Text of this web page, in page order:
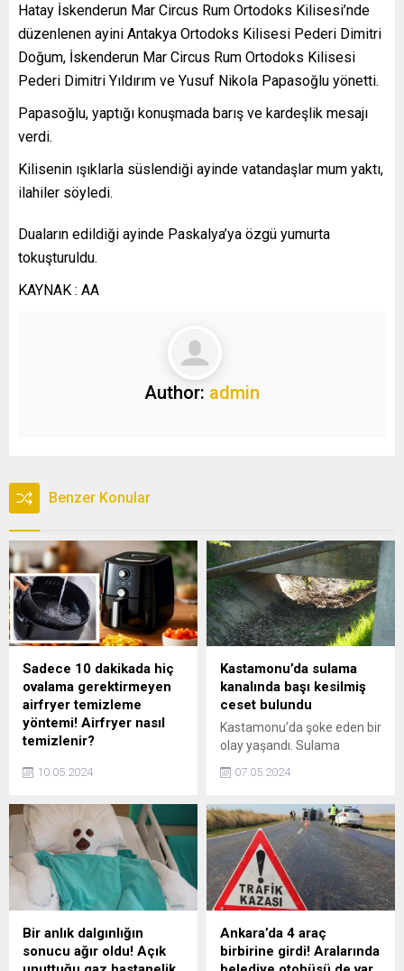
Hatay İskenderun Mar Circus Rum Ortodoks Kilisesi’nde
düzenlenen ayini Antakya Ortodoks Kilisesi Pederi Dimitri
Doğum, İskenderun Mar Circus Rum Ortodoks Kilisesi
Pederi Dimitri Yıldırım ve Yusuf Nikola Papasoğlu yönetti.
Papasoğlu, yaptığı konuşmada barış ve kardeşlik mesajı
verdi.
Kilisenin ışıklarla süslendiği ayinde vatandaşlar mum yaktı,
ilahiler söyledi.
Duaların edildiği ayinde Paskalya’ya özgü yumurta
tokuşturuldu.
KAYNAK : AA
Author: admin
Benzer Konular
Sadece 10 dakikada hiç
ovalama gerektirmeyen
airfryer temizleme
yöntemi! Airfryer nasıl
temizlenir?
sadece 4 malzemeyle artık
kalıntılarını çıkaracak en
basit airfryer temizleme
tüyosu.
10.05.2024
Kastamonu’da sulama
kanalında başı kesilmiş
ceset bulundu
Kastamonu’da şoke eden bir
olay yaşandı. Sulama
ceset bulunurken 3 kişi
kısmına hala ulaşılamadı.
07.05.2024
Bir anlık dalgınlığın
sonucu ağır oldu! Açık
Ankara’da 4 araç
birbirine girdi! Aralarında